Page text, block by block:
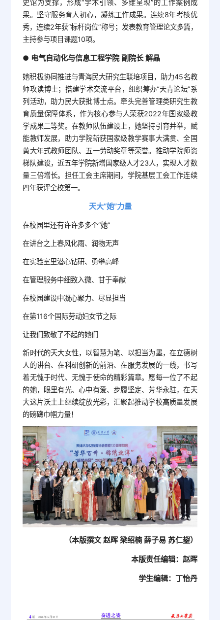
史馆为支撑，形成“学术引领、多维呈现”的工作案例成
果。坚守服务育人初心，凝练工作成果。连续8年考核优
秀，连续2年获“标杆岗位”称号；发表教育管理论文多篇，
主持参与项目课题10项。
● 电气自动化与信息工程学院 副院长 解晶
她积极协同推进与青海民大研究生联培项目，助力45名教
师攻读博士；搭建学术交流平台，组织筹办“天青论坛”系
列活动，助力民大获批博士点。牵头完善管理类研究生教
育质量保障体系，作为核心参与人荣获2022年国家级教
学成果二等奖。在教师队伍建设上，她坚持引育并举，赋
能教师发展，助力学院斩获国家级教学赛事大满贯、全国
黄大年式教师团队、五一劳动奖章等荣誉。推动学院师资
梯队建设，近五年学院新增国家级人才23人，实现人才数
量三倍增长。担任工会主席期间，学院基层工会工作连续
四年获评全校第一。
天大“她”力量
在校园里还有许许多多个“她”
在讲台之上春风化雨、润物无声
在实验室里潜心钻研、勇攀高峰
在管理服务中细致入微、甘于奉献
在校园建设中凝心聚力、尽显担当
在第116个国际劳动妇女节之际
让我们致敬了不起的她们
新时代的天大女性，以智慧为笔、以担当为墨，在立德树
人的讲台、在科研创新的前沿、在服务发展的一线，书写
着无愧于时代、无愧于使命的精彩篇章。愿每一位了不起
的她，眼里有光、心中有爱、步履坚定、芳华永驻，在天
大这片沃土上继续绽放光彩，汇聚起推动学校高质量发展
的磅礴巾帼力量！
（本版撰文 赵晖 梁绍楠 薛子易 苏仁鋆）
本版责任编辑：赵晖
学生编辑：丁怡丹